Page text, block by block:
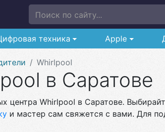
Поиск по сайту...
техника Apple
Whirlpool
в Саратове
центра Whirlpool в Саратове.
и мастер сам свяжется с вами. Для